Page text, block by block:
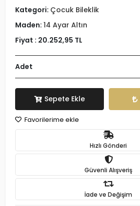
Kategori: Çocuk Bileklik
Maden: 14 Ayar Altın
Fiyat : 20.252,95 TL
Adet
Sepete Ekle
Favorilerime ekle
Hızlı Gönderi
Güvenli Alışveriş
İade ve Değişim